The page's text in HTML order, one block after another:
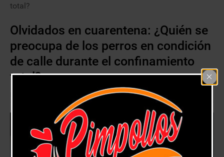
total?
Olvidados en cuarentena: ¿Quién se
preocupa de los perros en condición
de calle durante el confinamiento
total?
Actualidad